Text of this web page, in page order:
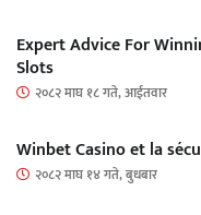
Expert Advice For
Slots
२०८२ माघ १८ गते, आईतवार
Winbet Casino et la
२०८२ माघ १४ गते, बुधबार